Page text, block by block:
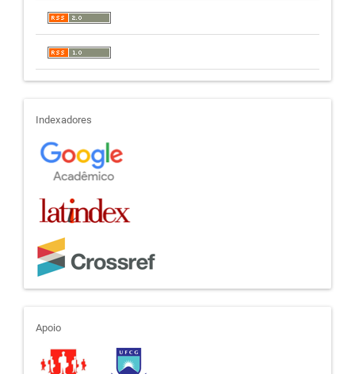
indexadores
Indexadores
apoio
Apoio